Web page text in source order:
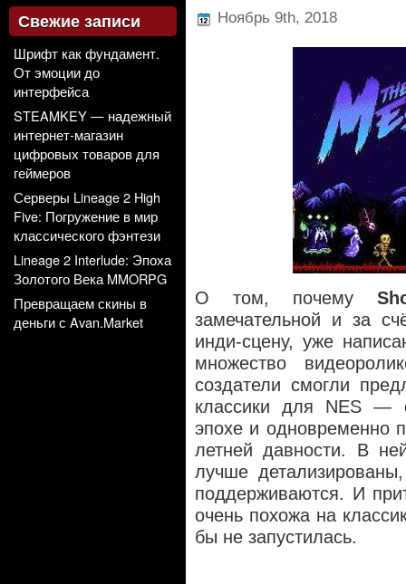
Свежие записи
Шрифт как фундамент.
От эмоции до
интерфейса
STEAMKEY — надежный
интернет-магазин
цифровых товаров для
геймеров
Серверы Lineage 2 High
Five: Погружение в мир
классического фэнтези
Lineage 2 Interlude: Эпоха
Золотого Века MMORPG
Превращаем скины в
деньги с Avan.Market
Ноябрь 9th, 2018
О том, почему
замечательной и за
инди-сцену, уже
множество
создатели смогли
классики для NES
эпохе и одновременно
летней давности. В
лучше
поддерживаются. И
очень похожа на
бы не запустилась.